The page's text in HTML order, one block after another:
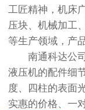
工匠精神，机床
压块、机械加工
等生产领域，产
南通科达公司
液压机的配件细
度、四柱的表面
实惠的价格、一